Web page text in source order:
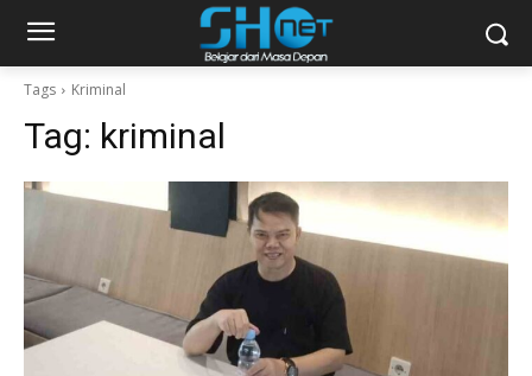
Tags Kriminal
Tag: kriminal